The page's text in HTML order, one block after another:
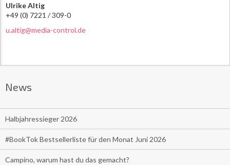
Ulrike Altig
+49 (0) 7221 / 309-0
u.altig@media-control.de
News
Halbjahressieger 2026
#BookTok Bestsellerliste für den Monat Juni 2026
Campino, warum hast du das gemacht?